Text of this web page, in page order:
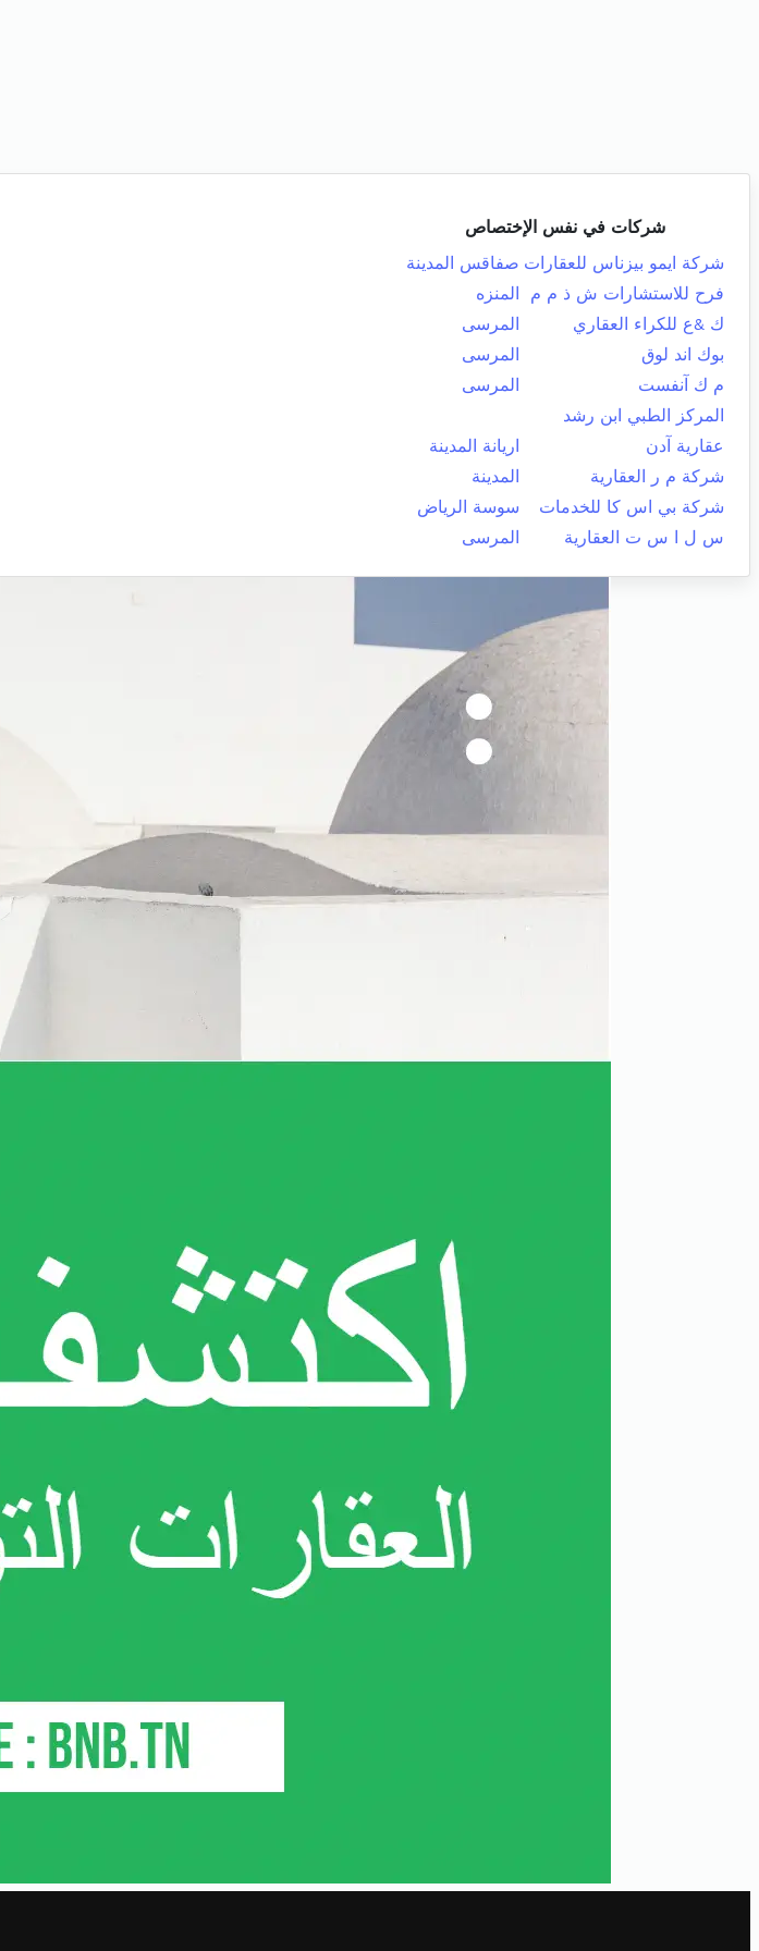
شركات في نفس الإختصاص
شركة ايمو بيزناس للعقارات صفاقس المدينة
فرح للاستشارات ش ذ م م
المنزه
ك &ع للكراء العقاري
المرسى
بوك اند لوق
المرسى
م ك آنفست
المرسى
المركز الطبي ابن رشد
عقارية آدن
اريانة المدينة
شركة م ر العقارية
المدينة
شركة بي اس كا للخدمات
سوسة الرياض
س ل ا س ت العقارية
المرسى